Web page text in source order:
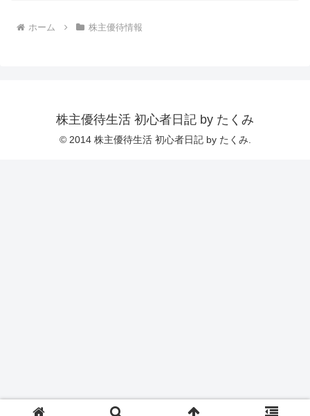
ホーム 株主優待情報
株主優待生活 初心者日記 by たくみ
© 2014 株主優待生活 初心者日記 by たくみ.